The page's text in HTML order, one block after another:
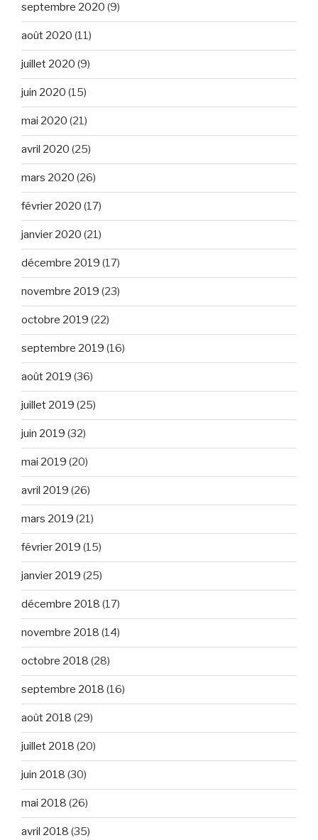
septembre 2020 (9)
août 2020 (11)
juillet 2020 (9)
juin 2020 (15)
mai 2020 (21)
avril 2020 (25)
mars 2020 (26)
février 2020 (17)
janvier 2020 (21)
décembre 2019 (17)
novembre 2019 (23)
octobre 2019 (22)
septembre 2019 (16)
août 2019 (36)
juillet 2019 (25)
juin 2019 (32)
mai 2019 (20)
avril 2019 (26)
mars 2019 (21)
février 2019 (15)
janvier 2019 (25)
décembre 2018 (17)
novembre 2018 (14)
octobre 2018 (28)
septembre 2018 (16)
août 2018 (29)
juillet 2018 (20)
juin 2018 (30)
mai 2018 (26)
avril 2018 (35)